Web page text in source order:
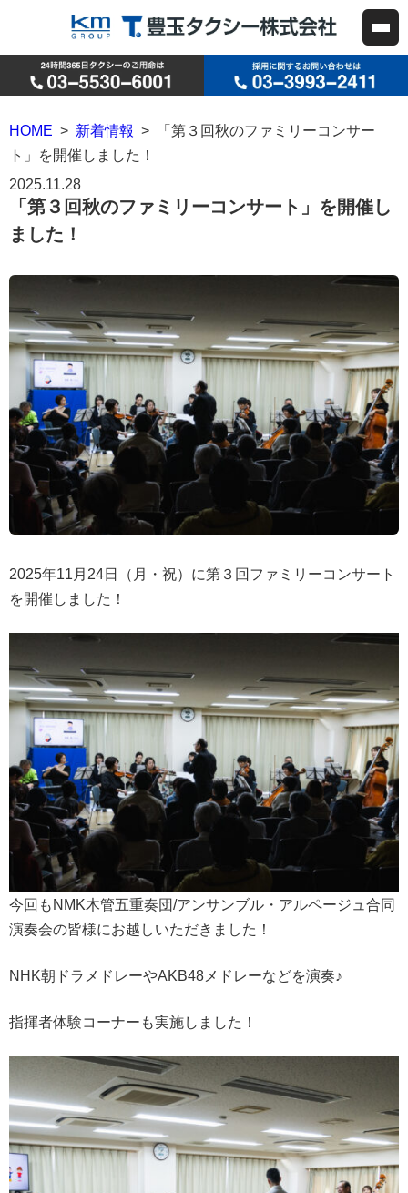
HOME > 新着情報 > 「第３回秋のファミリーコンサー
ト」を開催しました！
2025.11.28
「第３回秋のファミリーコンサート」を開催し
ました！
2025年11月24日（月・祝）に第３回ファミリーコンサート
を開催しました！
今回もNMK木管五重奏団/アンサンブル・アルページュ合同
演奏会の皆様にお越しいただきました！
NHK朝ドラメドレーやAKB48メドレーなどを演奏♪
指揮者体験コーナーも実施しました！